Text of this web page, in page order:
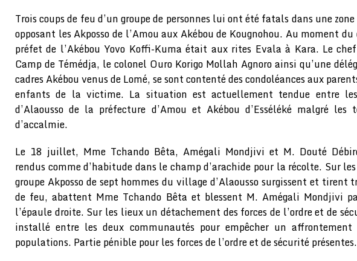
BUSINESS
[ 30/07/2026 ] Mali : au moins 19 soldats exécutés, Amnesty International
[ 05/08/2026 ] Hervé Renard devient sélectionneur des Eléphants de Côte
Trois coups de feu d’un groupe de personnes lui ont été fatals dans une
opposant les Akposso de l’Amou aux Akébou de Kougnohou. Au moment
préfet de l’Akébou Yovo Koffi-Kuma était aux rites Evala à Kara. Le
Camp de Témédja, le colonel Ouro Korigo Mollah Agnoro ainsi qu’une
cadres Akébou venus de Lomé, se sont contenté des condoléances aux
enfants de la victime. La situation est actuellement tendue entre les
d’Alaousso de la préfecture d’Amou et Akébou d’Esséléké malgré les
d’accalmie.
Le 18 juillet, Mme Tchando Bêta, Amégali Mondjivi et M. Douté
rendus comme d’habitude dans le champ d’arachide pour la récolte. Sur
groupe Akposso de sept hommes du village d’Alaousso surgissent et tirent
de feu, abattent Mme Tchando Bêta et blessent M. Amégali Mondjivi
l’épaule droite. Sur les lieux un détachement des forces de l’ordre et de
installé entre les deux communautés pour empêcher un affrontement
populations. Partie pénible pour les forces de l’ordre et de sécurité présentes.